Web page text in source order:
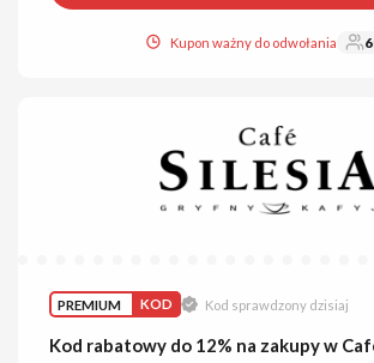
Kupon ważny do odwołania
PREMIUM KOD Kod sprawdzony dzisiaj
Kod rabatowy do 12% na zakupy w